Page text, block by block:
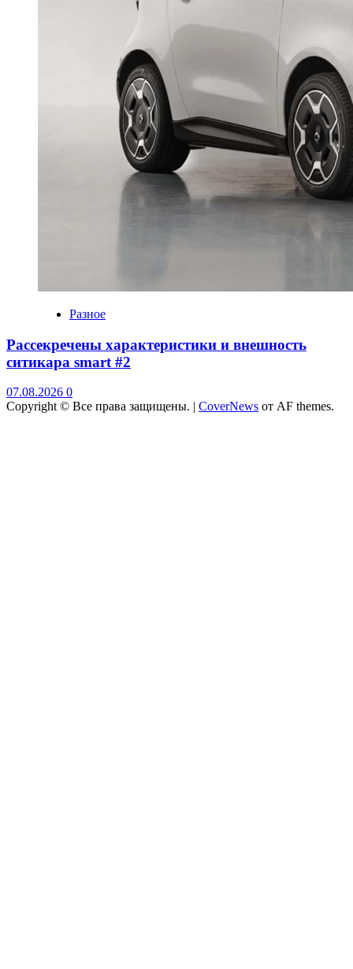
Разное
Рассекречены характеристики и внешность
ситикара smart #2
07.08.2026 0
Copyright © Все права защищены. | CoverNews от AF themes.